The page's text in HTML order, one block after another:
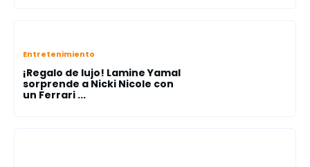
Entretenimiento
¡Regalo de lujo! Lamine Yamal
sorprende a Nicki Nicole con
un Ferrari ...